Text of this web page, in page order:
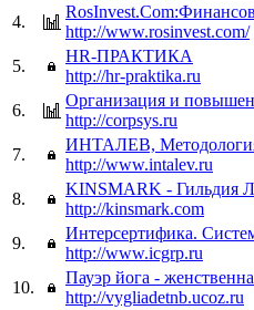
4.
http://www.rosinvest.com/
5.
HR-ПРАКТИКА
http://hr-praktika.ru
6.
Организация и
http://corpsys.ru
7.
ИНТАЛЕВ, Методология,
http://www.intalev.ru
8.
KINSMARK - Гильдия
http://kinsmark.com
9.
Интерсертифика.
http://www.icgrp.ru
10.
Пауэр йога -
http://vygliadetnb.ucoz.ru